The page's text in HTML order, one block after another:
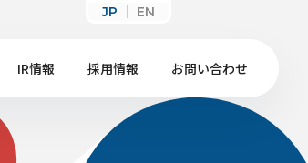
JP EN
IR情報 採用情報 お問い合わせ